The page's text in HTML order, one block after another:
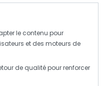
le contenu pour
et des moteurs de
de qualité pour renforcer